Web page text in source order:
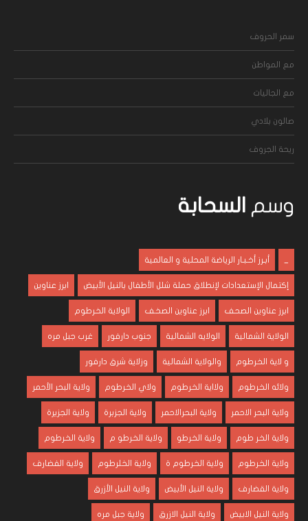
سمر الحروف
مع المواطن
مع الجاليات
صالون بلادي
ريحة الجروف
وسم السحابة
أبـرز أخـبـار الرياضة المحلية و العالمية
إكتمال الإستعدادات لإنطلاق حملة شلل الأطفال بالنيل الأبيض ابرز عناوين
ابرز عناوين الصحف ابرز عناوين الصخف الولاية الخرطوم
الولاية الشمالية الولايه الشمالية جنوب دارفور غرب جبل مره
و لاية الخرطوم والولاية الشمالية وزلاية شرق دارفور
ولائه الخرطوم ولااية الخرطوم ولاي الخرطوم ولاية البحر الأحمر
ولاية البحر الاحمر ولاية البحرالاحمر ولاية الجزبرة ولاية الجزيرة
ولاية الخر طوم ولاية الخرطو ولاية الخرطو م ولاية الخرطوم
ولاية الخرطوم ولاية الخرطوم ة ولاية الخلرطوم ولاية الفضارف
ولاية القضارف ولاية النيل الأبيض ولاية النيل الأزرق
ولاية النيل الابيض ولاية النيل الازرق ولاية جبل مره